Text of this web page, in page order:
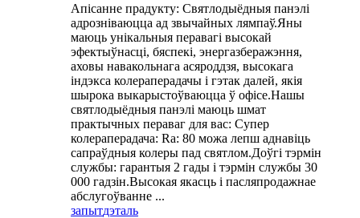
Апісанне прадукту: Святлодыёдныя панэлі
адрозніваюцца ад звычайных лямпаў.Яны
маюць унікальныя перавагі высокай
эфектыўнасці, бяспекі, энергазберажэння,
аховы навакольнага асяроддзя, высокага
індэкса колераперадачы і гэтак далей, якія
шырока выкарыстоўваюцца ў офісе.Нашы
святлодыёдныя панэлі маюць шмат
практычных пераваг для вас: Супер
колераперадача: Ra: 80 можа лепш аднавіць
сапраўдныя колеры пад святлом.Доўгі тэрмін
службы: гарантыя 2 гады і тэрмін службы 30
000 гадзін.Высокая якасць і пасляпродажнае
абслугоўванне ...
запытдэталь